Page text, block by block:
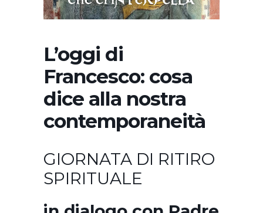
L’oggi di
Francesco: cosa
dice alla nostra
contemporaneità
GIORNATA DI RITIRO
SPIRITUALE